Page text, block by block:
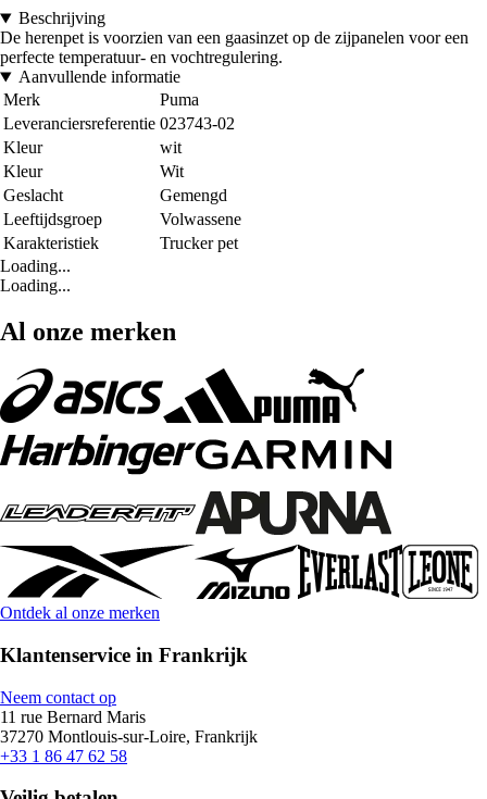
Beschrijving
De herenpet is voorzien van een gaasinzet op de zijpanelen voor een
perfecte temperatuur- en vochtregulering.
Aanvullende informatie
Merk
Puma
Leveranciersreferentie 023743-02
Kleur
wit
Kleur
Wit
Geslacht
Gemengd
Leeftijdsgroep
Volwassene
Karakteristiek
Trucker pet
Loading...
Loading...
Al onze merken
Ontdek al onze merken
Klantenservice in Frankrijk
Neem contact op
11 rue Bernard Maris
37270 Montlouis-sur-Loire, Frankrijk
+33 1 86 47 62 58